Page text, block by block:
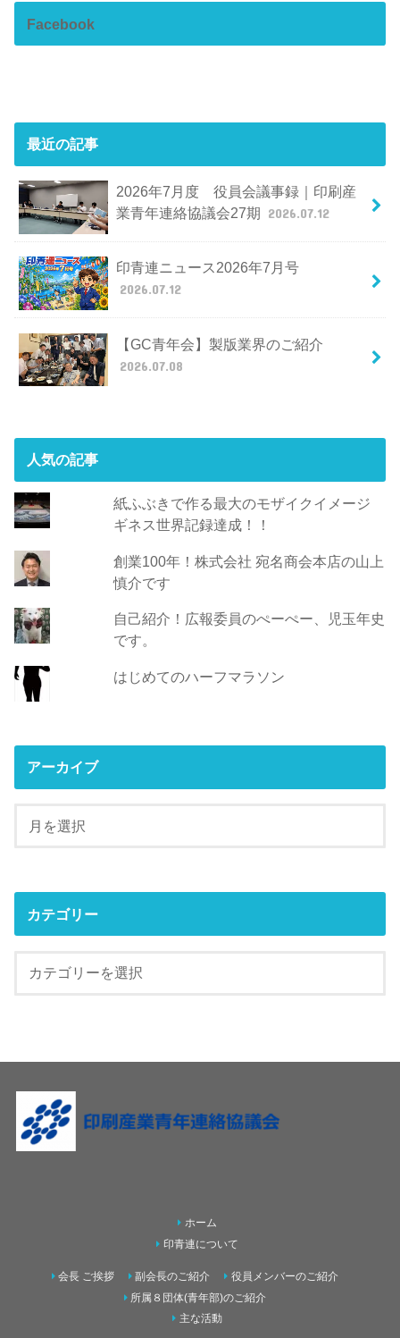
Facebook
最近の記事
2026年7月度 役員会議事録｜印刷産
業青年連絡協議会27期 2026.07.12
印青連ニュース2026年7月号
2026.07.12
【GC青年会】製版業界のご紹介
2026.07.08
人気の記事
紙ふぶきで作る最大のモザイクイメージ
ギネス世界記録達成！！
創業100年！株式会社 宛名商会本店の山上
慎介です
自己紹介！広報委員のぺーぺー、児玉年史
です。
はじめてのハーフマラソン
アーカイブ
カテゴリー
ホーム
印青連について
会長 ご挨拶 副会長のご紹介
役員メンバーのご紹介
所属８団体(青年部)のご紹介
主な活動